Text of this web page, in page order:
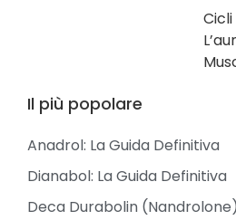
Il più popolare
Anadrol: La Guida Definitiva
Dianabol: La Guida Definitiva
Deca Durabolin